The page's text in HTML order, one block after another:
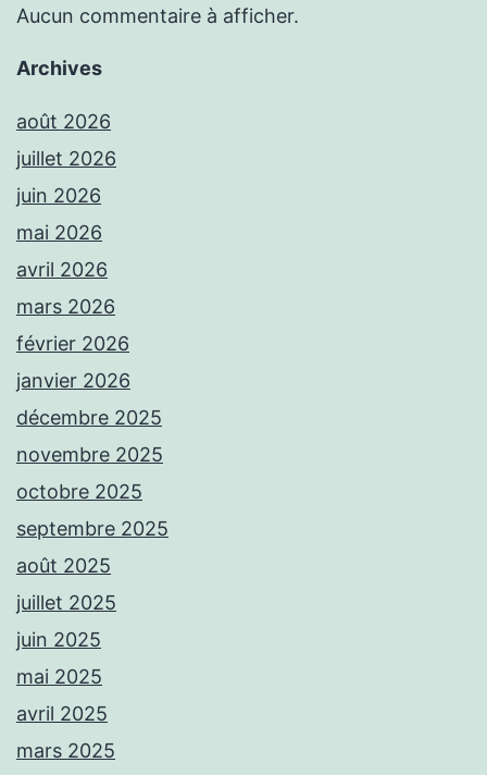
Aucun commentaire à afficher.
Archives
août 2026
juillet 2026
juin 2026
mai 2026
avril 2026
mars 2026
février 2026
janvier 2026
décembre 2025
novembre 2025
octobre 2025
septembre 2025
août 2025
juillet 2025
juin 2025
mai 2025
avril 2025
mars 2025